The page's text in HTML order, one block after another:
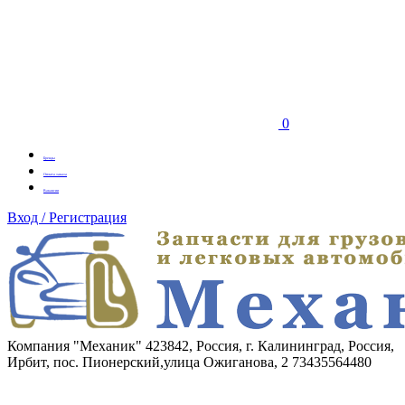
0
Бренды
Оплата заказа
Вакансии
Вход / Регистрация
Компания "Механик" 423842, Россия, г. Калининград, Россия,
Ирбит, пос. Пионерский,улица Ожиганова, 2 73435564480